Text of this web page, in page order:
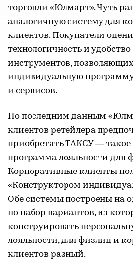
торговли «Юлмарт». Чуть
аналогичную систему для
клиентов. Покупатели
технологичность и
инструментов,
индивидуальную
и сервисов.
По последним данным
клиентов ретейлера
приобретать ТАКСУ — такое
программа лояльности для
Корпоративные клиенты
«Конструктором
Обе системы построены на
но набор вариантов, из
конструировать
лояльности, для физлиц и
клиентов разный.